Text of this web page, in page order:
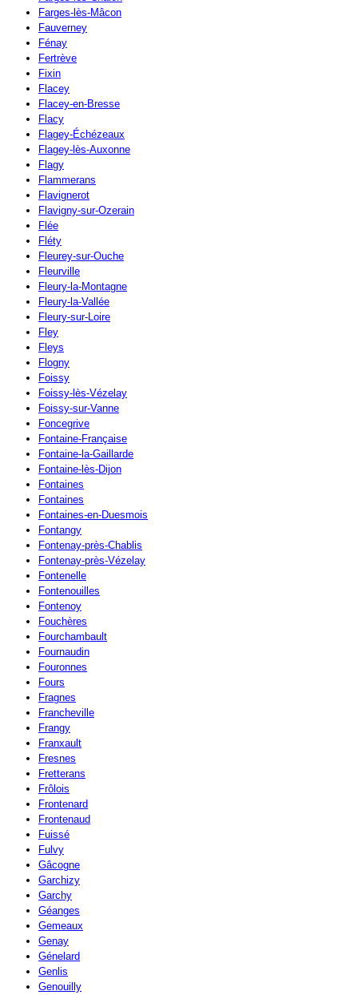
Farges-lès-Mâcon
Fauverney
Fénay
Fertrève
Fixin
Flacey
Flacey-en-Bresse
Flacy
Flagey-Échézeaux
Flagey-lès-Auxonne
Flagy
Flammerans
Flavignerot
Flavigny-sur-Ozerain
Flée
Fléty
Fleurey-sur-Ouche
Fleurville
Fleury-la-Montagne
Fleury-la-Vallée
Fleury-sur-Loire
Fley
Fleys
Flogny
Foissy
Foissy-lès-Vézelay
Foissy-sur-Vanne
Foncegrive
Fontaine-Française
Fontaine-la-Gaillarde
Fontaine-lès-Dijon
Fontaines
Fontaines
Fontaines-en-Duesmois
Fontangy
Fontenay-près-Chablis
Fontenay-près-Vézelay
Fontenelle
Fontenouilles
Fontenoy
Fouchères
Fourchambault
Fournaudin
Fouronnes
Fours
Fragnes
Francheville
Frangy
Franxault
Fresnes
Fretterans
Frôlois
Frontenard
Frontenaud
Fuissé
Fulvy
Gâcogne
Garchizy
Garchy
Géanges
Gemeaux
Genay
Génelard
Genlis
Genouilly